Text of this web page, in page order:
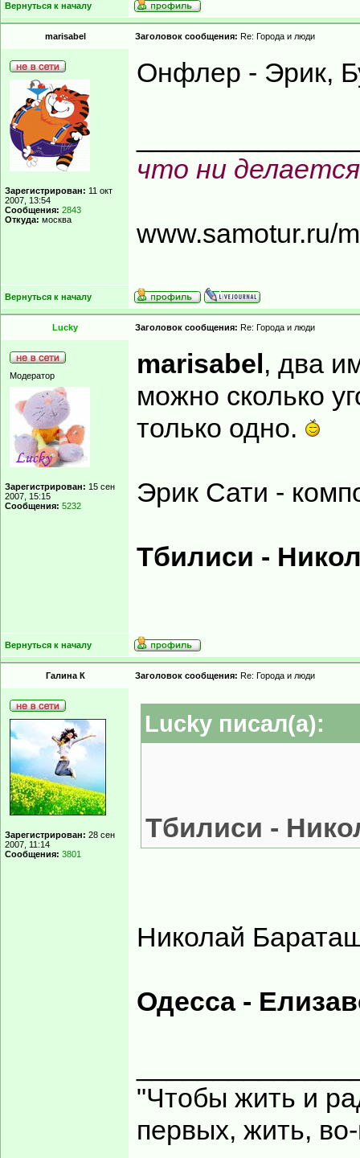
Вернуться к началу
marisabel Заголовок сообщения: Re: Города и люди
Зарегистрирован: 11 окт
2007, 13:54
Сообщения: 2843
Откуда: москва
Онфлер - Эрик,
что ни
www.samotur.ru/
Вернуться к началу
Lucky Заголовок сообщения: Re: Города и люди
Модератор
Зарегистрирован: 15 сен
2007, 15:15
Сообщения: 5232
marisabel, два
можно сколько
только одно.
Эрик Сати -
Тбилиси -
Вернуться к началу
Галина К Заголовок сообщения: Re: Города и люди
Зарегистрирован: 28 сен
2007, 11:14
Сообщения: 3801
Lucky писал(а):
Тбилиси -
Николай
Одесса -
"Чтобы жить и
первых, жить,